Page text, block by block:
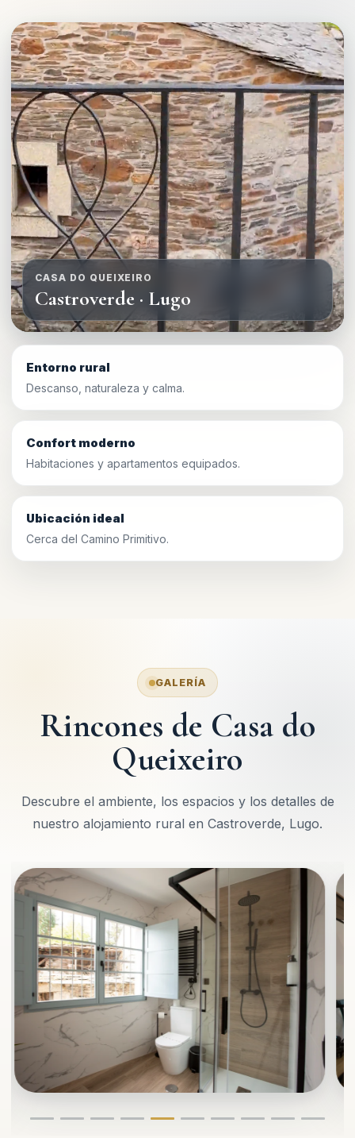
CASA DO QUEIXEIRO
Castroverde · Lugo
Entorno rural
Descanso, naturaleza y calma.
Confort moderno
Habitaciones y apartamentos equipados.
Ubicación ideal
Cerca del Camino Primitivo.
GALERÍA
Rincones de Casa do
Queixeiro
Descubre el ambiente, los espacios y los detalles de
nuestro alojamiento rural en Castroverde, Lugo.